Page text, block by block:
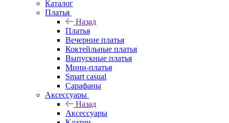
Каталог
Платья
Назад
Платья
Вечерние платья
Коктейльные платья
Выпускные платья
Мини-платья
Smart casual
Сарафаны
Аксессуары
Назад
Аксессуары